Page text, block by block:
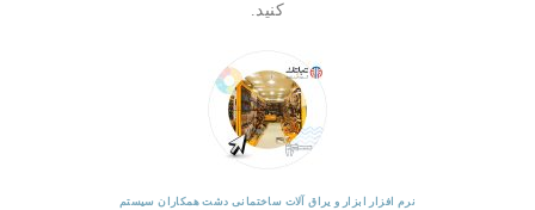
کنید.
نرم افزار حسابداری پوشاک، کیف و کفش دشت